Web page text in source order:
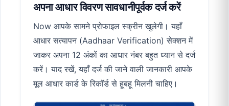
अपना आधार विवरण सावधानीपूर्वक दर्ज करें
Now आपके सामने प्रोफाइल स्क्रीन खुलेगी। यहाँ
आधार सत्यापन (Aadhaar Verification) सेक्शन में
जाकर अपना 12 अंकों का आधार नंबर बहुत ध्यान से दर्ज
करें। याद रखें, यहाँ दर्ज की जाने वाली जानकारी आपके
मूल आधार कार्ड के रिकॉर्ड से हूबहू मिलनी चाहिए।